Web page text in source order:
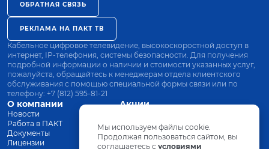
О компании
Новости
Работа в ПАКТ
Документы
Лицензии
Акции
Оплата
Оборудование
ОБРАТНАЯ СВЯЗЬ
РЕКЛАМА НА ПАКТ ТВ
Кабельное цифровое телевидение, высокоскоростной доступ в
интернет, IP-телефония, системы безопасности. Для получения
подробной информации о наличии и стоимости указанных услуг,
пожалуйста, обращайтесь к менеджерам отдела клиентского
обслуживания с помощью специальной формы связи или по
телефону: +7 (812) 595-81-21
Мы используем файлы cookie.
Продолжая пользоваться сайтом, вы
соглашаетесь с условиями